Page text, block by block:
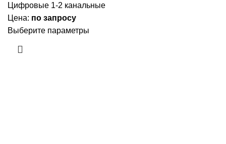
Цифровые 1-2 канальные
Цена: по запросу
Выберите параметры